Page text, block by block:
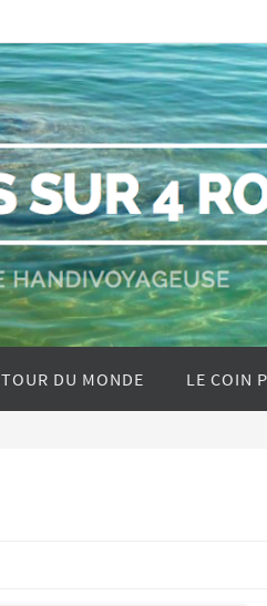
TOUR DU MONDE LE COIN